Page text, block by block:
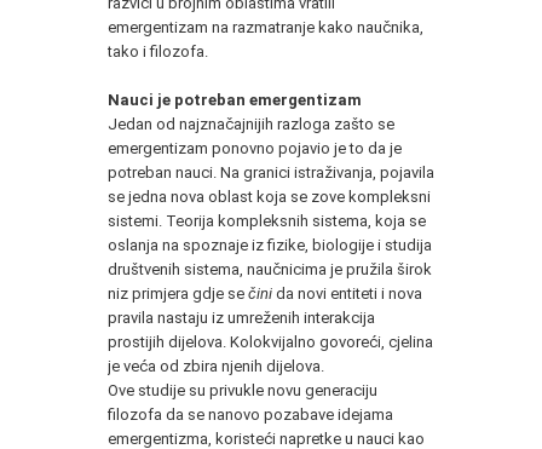
emergentizam na razmatranje kako naučnika,
tako i filozofa.
Nauci je potreban emergentizam
Jedan od najznačajnijih razloga zašto se
emergentizam ponovno pojavio je to da je
potreban nauci. Na granici istraživanja, pojavila
se jedna nova oblast koja se zove kompleksni
sistemi. Teorija kompleksnih sistema, koja se
oslanja na spoznaje iz fizike, biologije i studija
društvenih sistema, naučnicima je pružila širok
niz primjera gdje se čini da novi entiteti i nova
pravila nastaju iz umreženih interakcija
prostijih dijelova. Kolokvijalno govoreći, cjelina
je veća od zbira njenih dijelova.
Ove studije su privukle novu generaciju
filozofa da se nanovo pozabave idejama
emergentizma, koristeći napretke u nauci kao